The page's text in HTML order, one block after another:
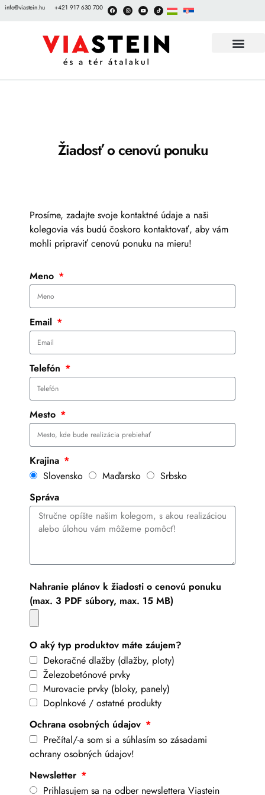
info@viastein.hu +421 917 630 700
Žiadosť o cenovú ponuku
Prosíme, zadajte svoje kontaktné údaje a naši
kolegovia vás budú čoskoro kontaktovať, aby vám
mohli pripraviť cenovú ponuku na mieru!
Meno
Email
Telefón
Mesto
Krajina
Slovensko
Maďarsko
Srbsko
Správa
Nahranie plánov k žiadosti o cenovú ponuku
(max. 3 PDF súbory, max. 15 MB)
O aký typ produktov máte záujem?
Dekoračné dlažby (dlažby, ploty)
Železobetónové prvky
Murovacie prvky (bloky, panely)
Doplnkové / ostatné produkty
Ochrana osobných údajov
Prečítal/-a som si a súhlasím so zásadami
ochrany osobných údajov!
Newsletter
Prihlasujem sa na odber newslettera Viastein